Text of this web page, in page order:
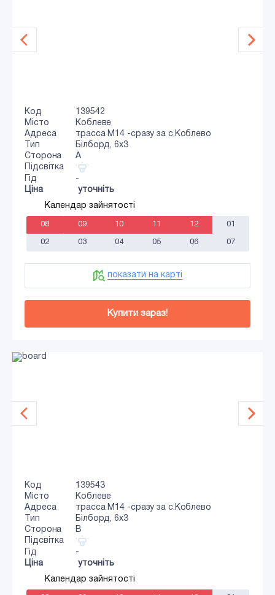
Код
139542
Місто
Коблеве
Адреса
трасса М14 -сразу за с.Коблево
Тип
Білборд, 6х3
Сторона
A
Підсвітка
Гід
-
Ціна
уточніть
Календар зайнятості
08 09 10 11 12 01
02 03 04 05 06 07
показати на карті
Купити зараз!
Код
139543
Місто
Коблеве
Адреса
трасса М14 -сразу за с.Коблево
Тип
Білборд, 6х3
Сторона
B
Підсвітка
Гід
-
Ціна
уточніть
Календар зайнятості